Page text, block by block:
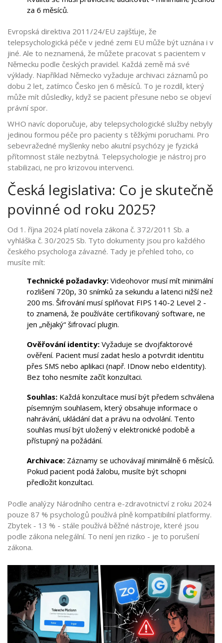
za 6 měsíců.
Evropská direktiva 2011/24/EU zajišťuje, že
telepsychologická péče v jedné zemi EU může být uznána i v
jiné. Ale to neznamená, že můžete pracovat s pacientem v
Německu podle českých pravidel. Každá země má své
výklady. Například Německo vyžaduje archivaci záznamů po
dobu 2 let, zatímco Česko jen 6 měsíců. To je rozdíl, který
může mít důsledky, když se pacient přesune nebo se objeví
právní spor.
WHO navíc doporučuje, aby telepsychologické služby nebyly
jedinou formou péče pro pacienty s těžkými poruchami. Pro
sebevražedné myšlenky nebo akutní psychózy je fyzická
přítomnost stále nezbytná. Telepsychologie je nástroj pro
stabilizaci, ne pro krizovou intervenci.
Česká legislativa: Co je skutečně
povinné od roku 2025?
Od 1. října 2024 platí novela zákona č. 372/2011 Sb. a
vyhláška č. 30/2025 Sb. Tyto dokumenty jsou pro každého
českého psychologa závazné. Tady je přehled toho, co
musíte mít:
Technické požadavky: Videohovor musí mít minimální
rozlišení 720p, 30 snímků za sekundu a latenci nižší než
200 ms. Šifrování musí splňovat FIPS 140-2 Level 2 -
to znamená, že používáte certifikovaný software, ne
jen „nějaký“ šifrovací plugin.
Ověřování identity: Vyžaduje se dvojfaktorové
ověření. Pacient musí zadat heslo a potvrdit identitu
přes SMS nebo aplikaci (např. IDnow nebo eIdentity).
Bez toho nesmíte začít konzultaci.
Souhlas: Každá konzultace musí být předem schválena
písemným souhlasem, který obsahuje informace o
nahrávání, ukládání dat a právu na odvolání. Tento
souhlas musí být uložený v elektronické podobě a
přístupný na požádání.
Archivace: Záznamy se uchovávají minimálně 6 měsíců.
Pokud pacient podá žalobu, musíte být schopni
předložit konzultaci.
Podle analýzy Národního centra e-zdravotnictví z roku 2024
pouze 87 % psychologů používá plně kompatibilní platformy.
Zbytek - 13 % - stále používá běžné nástroje, které jsou
podle zákona nelegální. To není jen riziko - je to porušení
zákona.